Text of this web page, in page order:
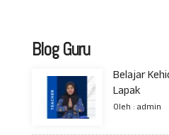
Blog Guru
Belajar
Lapak
Oleh : admin